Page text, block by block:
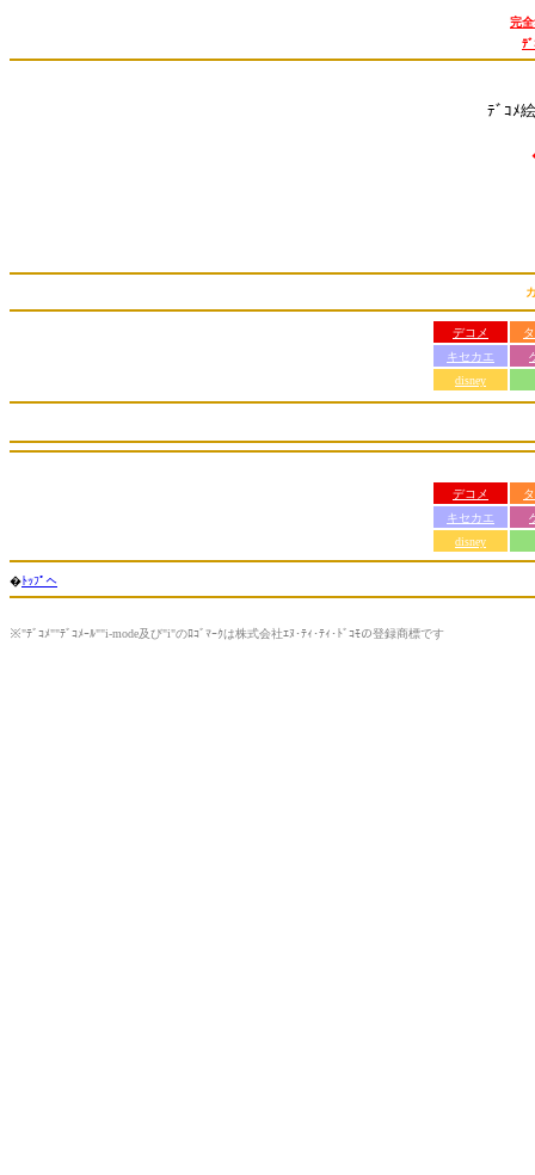
完
ﾃ
ﾃﾞｺﾒ
デコメ
キセカエ
disney
デコメ
キセカエ
disney
�ﾄｯﾌﾟへ
※"ﾃﾞｺﾒ""ﾃﾞｺﾒｰﾙ""i-mode及び"i"のﾛｺﾞﾏｰｸは株式会社ｴﾇ･ﾃｨ･ﾃｨ･ﾄﾞｺﾓの登録商標です